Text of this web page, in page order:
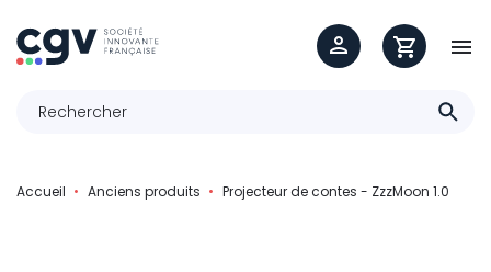

Accueil Anciens produits Projecteur de contes - ZzzMoon 1.0